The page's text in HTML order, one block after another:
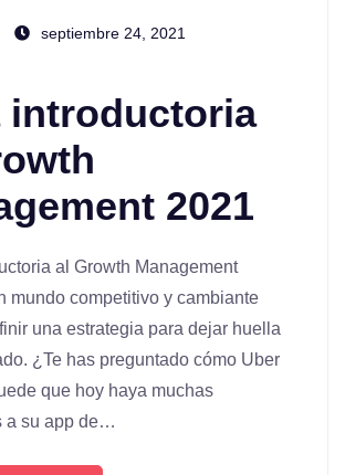
septiembre 24, 2021
introductoria
2021
al Growth Management
mundo competitivo y cambiante
una estrategia para dejar huella
¿Te has preguntado cómo Uber
que hoy haya muchas
a su app de…